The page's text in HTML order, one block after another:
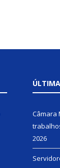
Câmara
2026